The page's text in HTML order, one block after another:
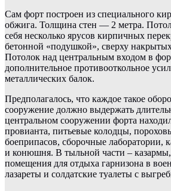
Сам форт построен из специального
обжига. Толщина стен — 2 метра.
себя несколько ярусов кирпичных
бетонной «подушкой», сверху
Потолок над центральным входом в
дополнительное противооткольное
металлических балок.
Предполагалось, что каждое такое
сооружение должно выдержать
центральном сооружении форта
провианта, питьевые колодцы,
боеприпасов, сборочные лаборатории,
и конюшня. В тыльной части –
помещения для отдыха гарнизона в
лазареты и солдатские туалеты с